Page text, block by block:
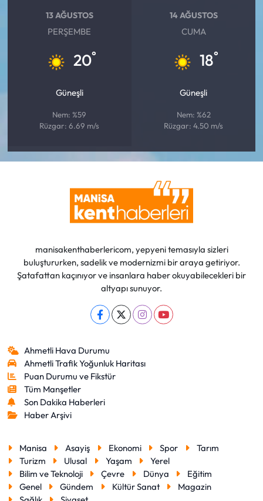
13 AĞUSTOS
PERŞEMBE
20°
Güneşli
Nem: %59
Rüzgar: 6.69 m/s
14 AĞUSTOS
CUMA
18°
Güneşli
Nem: %62
Rüzgar: 4.50 m/s
manisakenthaberlericom, yepyeni temasıyla sizleri
buluştururken, sadelik ve modernizmi bir araya getiriyor.
Şatafattan kaçınıyor ve insanlara haber okuyabilecekleri bir
altyapı sunuyor.
Ahmetli Hava Durumu
Ahmetli Trafik Yoğunluk Haritası
Puan Durumu ve Fikstür
Tüm Manşetler
Son Dakika Haberleri
Haber Arşivi
Manisa Asayiş Ekonomi Spor
Tarım
Turizm
Ulusal Yaşam
Yerel
Bilim ve Teknoloji
Çevre Dünya
Eğitim
Genel
Gündem Kültür Sanat
Magazin